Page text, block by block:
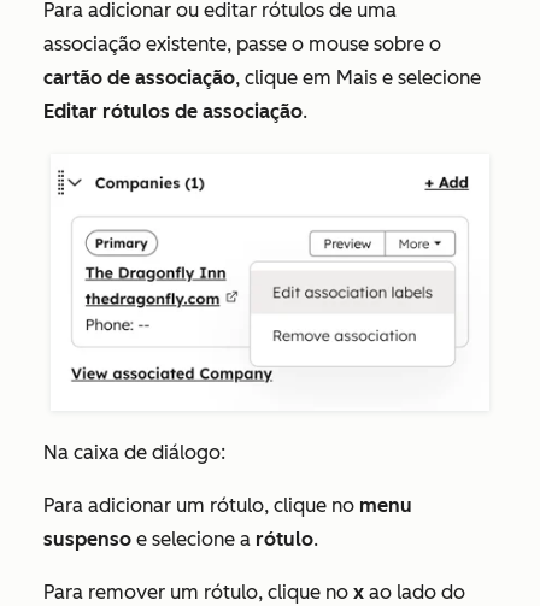
Para adicionar ou editar rótulos de uma
associação existente, passe o mouse sobre o
cartão de associação, clique em Mais e selecione
Editar rótulos de associação.
Na caixa de diálogo:
Para adicionar um rótulo, clique no menu
suspenso e selecione a rótulo.
Para remover um rótulo, clique no x ao lado do